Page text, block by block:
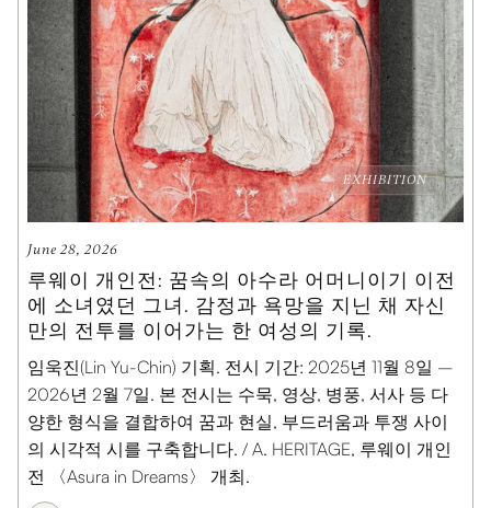
EXHIBITION
June 28, 2026
루웨이 개인전: 꿈속의 아수라 어머니이기 이전
에 소녀였던 그녀. 감정과 욕망을 지닌 채 자신
만의 전투를 이어가는 한 여성의 기록.
임욱진(Lin Yu-Chin) 기획. 전시 기간: 2025년 11월 8일 –
2026년 2월 7일. 본 전시는 수묵, 영상, 병풍, 서사 등 다
양한 형식을 결합하여 꿈과 현실, 부드러움과 투쟁 사이
의 시각적 시를 구축합니다. / A. HERITAGE, 루웨이 개인
전 〈Asura in Dreams〉 개최.